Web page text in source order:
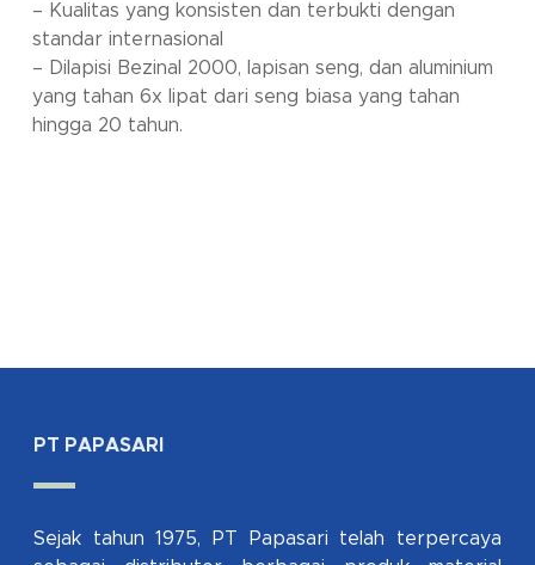
– Kualitas yang konsisten dan terbukti dengan
standar internasional
– Dilapisi Bezinal 2000, lapisan seng, dan aluminium
yang tahan 6x lipat dari seng biasa yang tahan
hingga 20 tahun.
PT PAPASARI
Sejak tahun 1975, PT Papasari telah terpercaya